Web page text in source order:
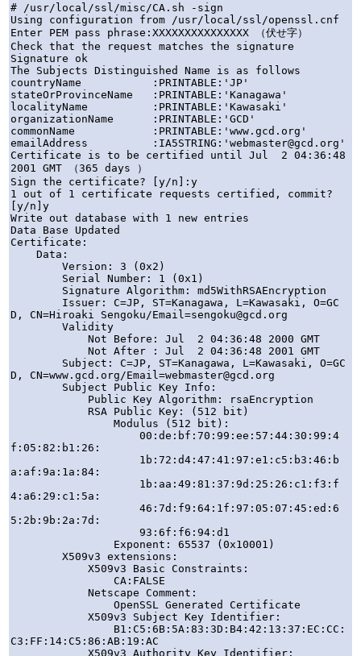
# /usr/local/ssl/misc/CA.sh -sign
Using configuration from /usr/local/ssl/openssl.cnf
Enter PEM pass phrase:XXXXXXXXXXXXXXX （伏せ字）
Check that the request matches the signature
Signature ok
The Subjects Distinguished Name is as follows
countryName           :PRINTABLE:'JP'
stateOrProvinceName   :PRINTABLE:'Kanagawa'
localityName          :PRINTABLE:'Kawasaki'
organizationName      :PRINTABLE:'GCD'
commonName            :PRINTABLE:'www.gcd.org'
emailAddress          :IA5STRING:'webmaster@gcd.org'
Certificate is to be certified until Jul  2 04:36:48
2001 GMT （365 days ）
Sign the certificate? [y/n]:y
1 out of 1 certificate requests certified, commit?
[y/n]y
Write out database with 1 new entries
Data Base Updated
Certificate:
D, CN=Hiroaki Sengoku/Email=sengoku@gcd.org
D, CN=www.gcd.org/Email=webmaster@gcd.org
f:05:82:b1:26:
a:af:9a:1a:84:
4:a6:29:c1:5a:
5:2b:9b:2a:7d:
C3:FF:14:C5:86:AB:19:AC